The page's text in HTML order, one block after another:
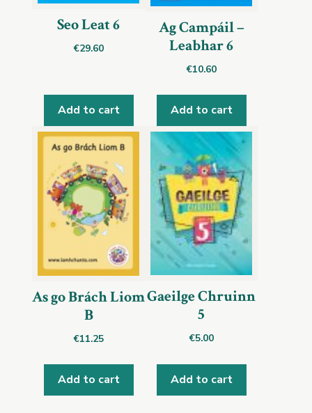
Seo Leat 6
€29.60
Add to cart
Ag Campáil –
Leabhar 6
€10.60
Add to cart
As go Brách Liom
B
€11.25
Add to cart
Gaeilge Chruinn
5
€5.00
Add to cart